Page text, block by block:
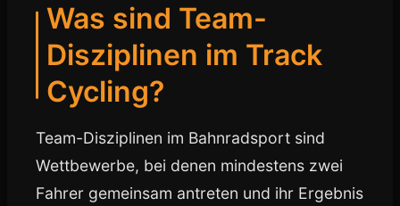
Was sind Team-
Disziplinen im Track
Cycling?
Team-Disziplinen im Bahnradsport sind
Wettbewerbe, bei denen mindestens zwei
Fahrer gemeinsam antreten und ihr Ergebnis